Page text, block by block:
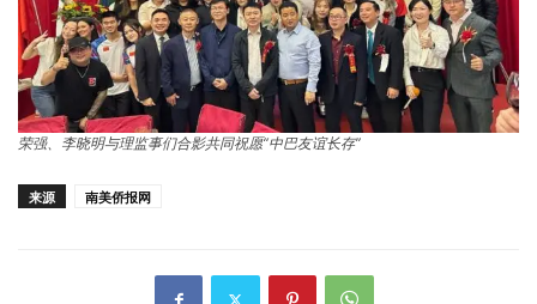
荣强、李晓明与理监事们合影共同祝愿“中巴友谊长存”
来源 南美侨报网